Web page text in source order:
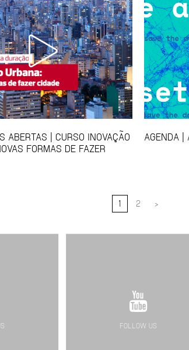
ABERTAS | CURSO INOVAÇÃO
FORMAS DE FAZER
AGENDA |
1 2 >
FOLLOW US